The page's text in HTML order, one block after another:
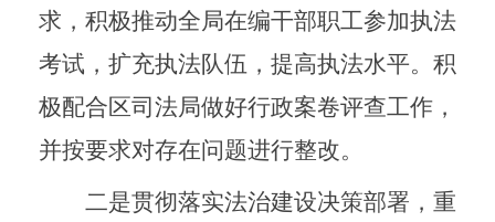
求，积极推动全局在编干部职工参加执法
考试，扩充执法队伍，提高执法水平。积
极配合区司法局做好行政案卷评查工作，
并按要求对存在问题进行整改。
二是贯彻落实法治建设决策部署，重